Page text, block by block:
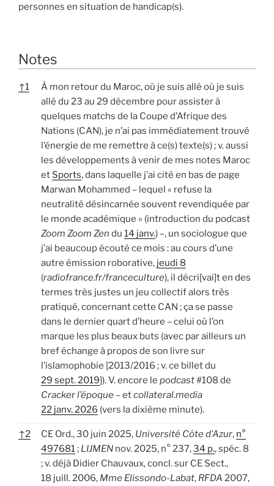
personnes en situation de handicap(s).
Notes
↑1
À mon retour du Maroc, où je suis allé où je suis
allé du 23 au 29 décembre pour assister à
quelques matchs de la Coupe d’Afrique des
Nations (CAN), je n’ai pas immédiatement trouvé
l’énergie de me remettre à ce(s) texte(s) ; v. aussi
les développements à venir de mes notes Maroc
et Sports, dans laquelle j’ai cité en bas de page
Marwan Mohammed – lequel « refuse la
neutralité désincarnée souvent revendiquée par
le monde académique » (introduction du podcast
Zoom Zoom Zen du 14 janv.) –, un sociologue que
j’ai beaucoup écouté ce mois : au cours d’une
autre émission roborative, jeudi 8
(radiofrance.fr/franceculture), il décri[vai]t en des
termes très justes un jeu collectif alors très
pratiqué, concernant cette CAN ; ça se passe
dans le dernier quart d’heure – celui où l’on
marque les plus beaux buts (avec par ailleurs un
bref échange à propos de son livre sur
l’islamophobie [2013/2016 ; v. ce billet du
29 sept. 2019]). V. encore le podcast#108 de
Cracker l’époque – etcollateral.media
22 janv. 2026 (vers la dixième minute).
↑2 CE Ord., 30 juin 2025, Université Côte d’Azur, n°
497681; LIJMEN nov. 2025, n° 237,34 p., spéc. 8
; v. déjà Didier Chauvaux, concl. sur CE Sect.,
18 juill. 2006, Mme Elissondo-Labat, RFDA 2007,